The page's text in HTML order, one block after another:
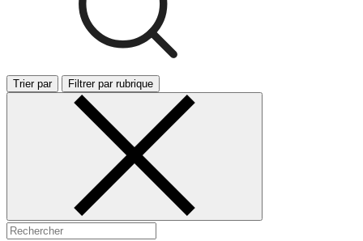
Trier par Filtrer par rubrique